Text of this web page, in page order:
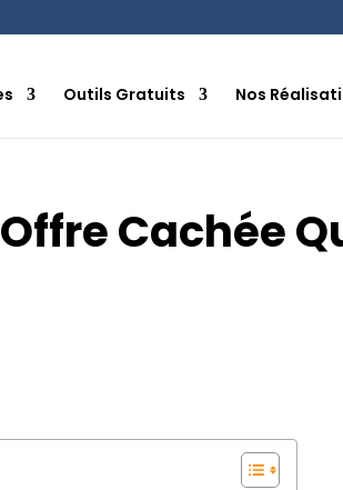
Outils Gratuits Nos
Cachée